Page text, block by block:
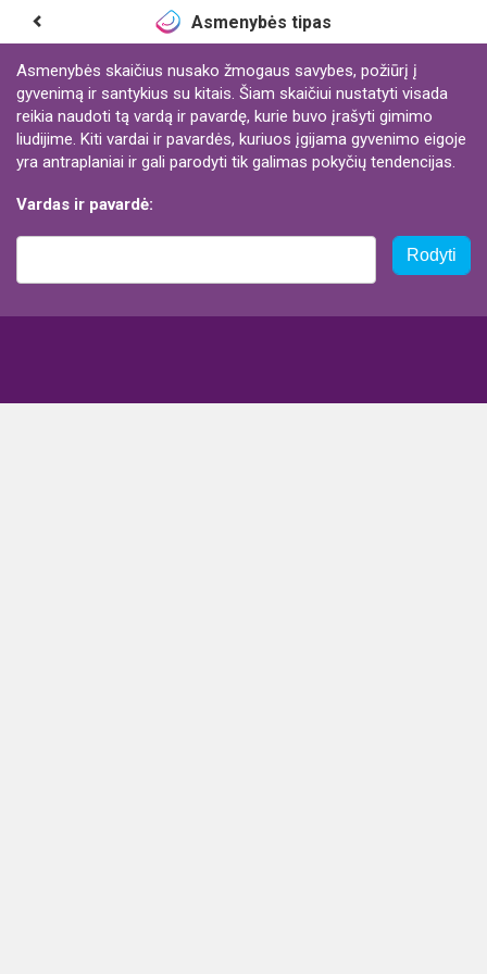
Asmenybės tipas
Asmenybės skaičius nusako žmogaus savybes, požiūrį į
gyvenimą ir santykius su kitais. Šiam skaičiui nustatyti visada
reikia naudoti tą vardą ir pavardę, kurie buvo įrašyti gimimo
liudijime. Kiti vardai ir pavardės, kuriuos įgijama gyvenimo eigoje
yra antraplaniai ir gali parodyti tik galimas pokyčių tendencijas.
Vardas ir pavardė:
Rodyti